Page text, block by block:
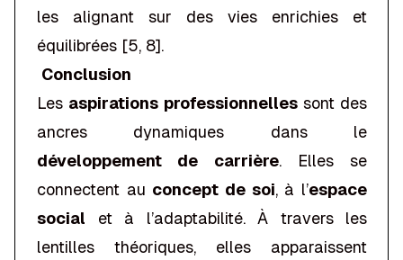
les alignant sur des vies enrichies et
équilibrées [5, 8].
Conclusion
Les aspirations professionnellessont des
ancres dynamiques dans le
développement de carrière. Elles se
connectent au concept de soi, à l’espace
social et à l’adaptabilité. À travers les
lentilles théoriques, elles apparaissent